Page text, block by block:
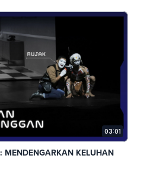
03:01
MENDENGARKAN KELUHAN